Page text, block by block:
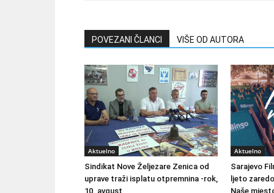
POVEZANI ČLANCI VIŠE OD AUTORA
Aktuelno
Sindikat Nove Željezare Zenica od
uprave traži isplatu otpremnina -rok,
10. avgust
Aktuelno
Sarajevo
ljeto
Naše